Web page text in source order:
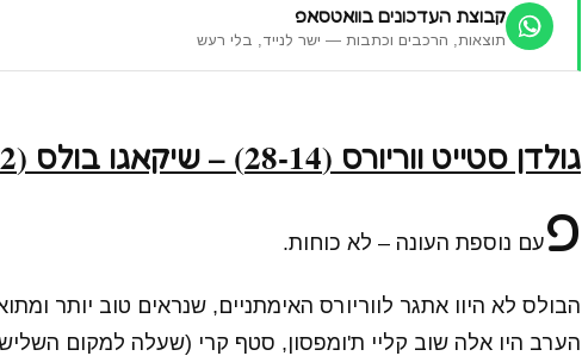
קבוצת העדכונים בוואטסאפ
תוצאות, הרכבים וכתבות — ישר לנייד, בלי רעש
גולדן סטייט ווריורס (28-14) – שיקאגו בולס (10-32) 109:146
פעם נוספת העונה – לא כוחות.
הבולס לא היוו אתגר לווריורס האימתניים, שנראים טוב יותר
הערב היו אלה שוב קליי ת'ומפסון, סטף קרי (שעלה למקום